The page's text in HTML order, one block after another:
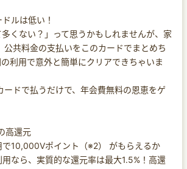
ルは低い！
多くない？」って思うかもしれませんが、家
公共料金の支払いをこのカードでまとめち
利用で意外と簡単にクリアできちゃいま
ードで払うだけで、年会費無料の恩恵をゲ
高還元
10,000Vポイント（※2） がもらえるか
なら、実質的な還元率は最大1.5%！高還